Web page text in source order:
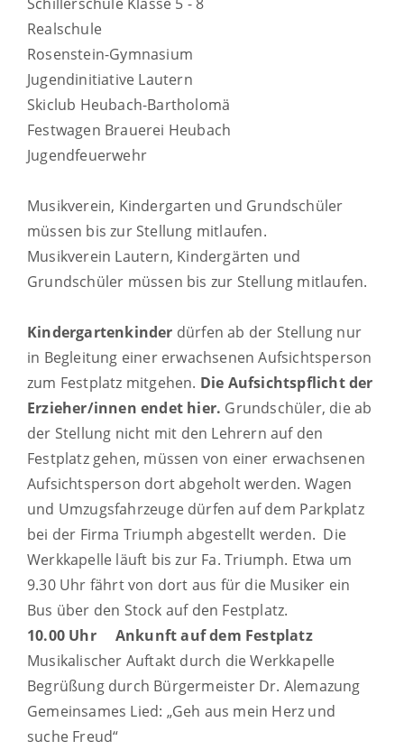
Realschule
Rosenstein-Gymnasium
Jugendinitiative Lautern
Skiclub Heubach-Bartholomä
Festwagen Brauerei Heubach
Jugendfeuerwehr
Musikverein, Kindergarten und Grundschüler
müssen bis zur Stellung mitlaufen.
Musikverein Lautern, Kindergärten und
Grundschüler müssen bis zur Stellung mitlaufen.
Kindergartenkinder dürfen ab der Stellung nur
in Begleitung einer erwachsenen Aufsichtsperson
zum Festplatz mitgehen. Die Aufsichtspflicht der
Erzieher/innen endet hier. Grundschüler, die ab
der Stellung nicht mit den Lehrern auf den
Festplatz gehen, müssen von einer erwachsenen
Aufsichtsperson dort abgeholt werden. Wagen
und Umzugsfahrzeuge dürfen auf dem Parkplatz
bei der Firma Triumph abgestellt werden. Die
Werkkapelle läuft bis zur Fa. Triumph. Etwa um
9.30 Uhr fährt von dort aus für die Musiker ein
Bus über den Stock auf den Festplatz.
10.00 Uhr Ankunft auf dem Festplatz
Musikalischer Auftakt durch die Werkkapelle
Begrüßung durch Bürgermeister Dr. Alemazung
Gemeinsames Lied: „Geh aus mein Herz und
suche Freud“